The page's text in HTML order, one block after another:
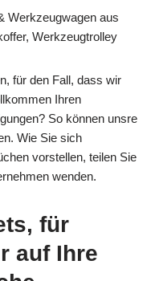
Werkzeugwagen aus
Werkzeugtrolley
für den Fall, dass wir
Ihren
So können unsre
Wie Sie sich
vorstellen, teilen Sie
wenden.
für
auf Ihre